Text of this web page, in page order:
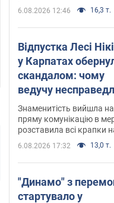
6.08.2026 12:46 16,3 т.
Відпустка Лесі
у Карпатах
скандалом: чому
ведучу
захейтили
Знаменитість вийшла на
пряму комунікацію в
розставила всі крапки
6.08.2026 17:32 13,0 т.
"Динамо" з
стартувало у